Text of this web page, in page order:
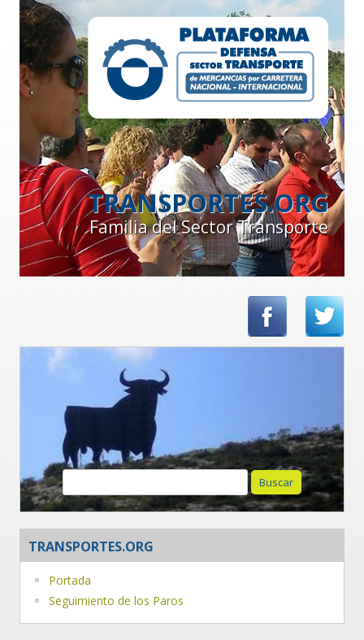
TRANSPORTES.ORG
Familia del Sector Transporte
Buscar:
TRANSPORTES.ORG
Portada
Seguimiento de los Paros